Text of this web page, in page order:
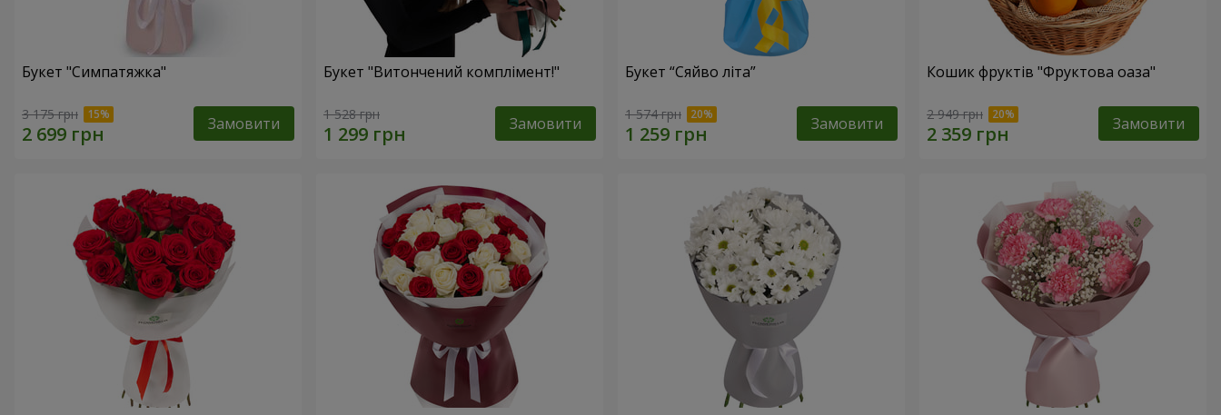
Букет "Симпатяжка"
3 175 грн Замовити
Букет "Витончений комплімент!"
1 528 грн Замовити
Букет “Сяйво літа”
1 574 грн Замовити
Кошик фруктів "Фруктова оаза"
2 949 грн Замовити